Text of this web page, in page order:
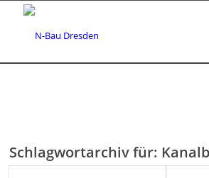
Schlagwortarchiv für: